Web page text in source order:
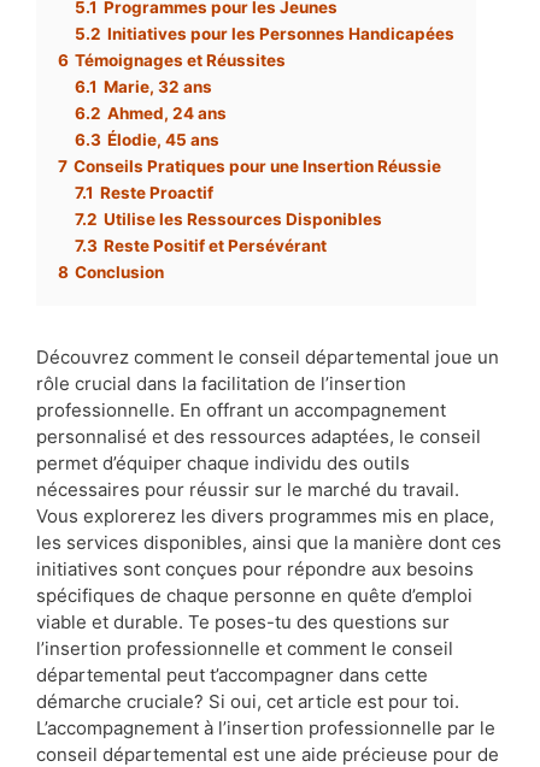
5.1 Programmes pour les Jeunes
5.2 Initiatives pour les Personnes Handicapées
6 Témoignages et Réussites
6.1 Marie, 32 ans
6.2 Ahmed, 24 ans
6.3 Élodie, 45 ans
7 Conseils Pratiques pour une Insertion Réussie
7.1 Reste Proactif
7.2 Utilise les Ressources Disponibles
7.3 Reste Positif et Persévérant
8 Conclusion
Découvrez comment le conseil départemental joue un
rôle crucial dans la facilitation de l’insertion
professionnelle. En offrant un accompagnement
personnalisé et des ressources adaptées, le conseil
permet d’équiper chaque individu des outils
nécessaires pour réussir sur le marché du travail.
Vous explorerez les divers programmes mis en place,
les services disponibles, ainsi que la manière dont ces
initiatives sont conçues pour répondre aux besoins
spécifiques de chaque personne en quête d’emploi
viable et durable. Te poses-tu des questions sur
l’insertion professionnelle et comment le conseil
départemental peut t’accompagner dans cette
démarche cruciale? Si oui, cet article est pour toi.
L’accompagnement à l’insertion professionnelle par le
conseil départemental est une aide précieuse pour de